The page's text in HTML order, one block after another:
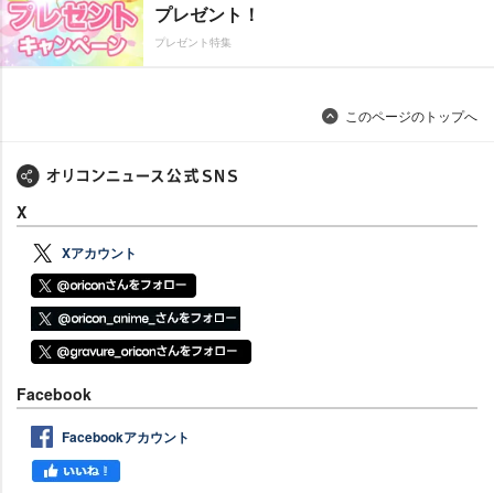
プレゼント！
プレゼント特集
このページのトップへ
X
Xアカウント
Facebook
Facebookアカウント